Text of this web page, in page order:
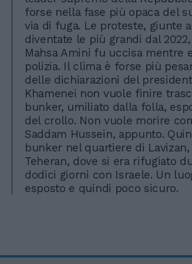
forse nella fase più opaca del
via di fuga. Le proteste, giunte
diventate le più grandi dal
Mahsa Amini fu uccisa mentre
polizia. Il clima è forse più
delle dichiarazioni del
Khamenei non vuole finire
bunker, umiliato dalla folla,
del crollo. Non vuole morire
Saddam Hussein, appunto.
bunker nel quartiere di
Teheran, dove si era rifugiato
dodici giorni con Israele. Un
esposto e quindi poco sicuro.
Rudy